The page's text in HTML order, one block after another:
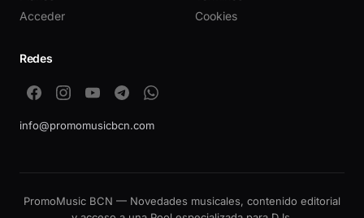
Acceder
Cookies
Redes
info@promomusicbcn.com
PromoMusic BCN — Novedades musicales, contenido editorial